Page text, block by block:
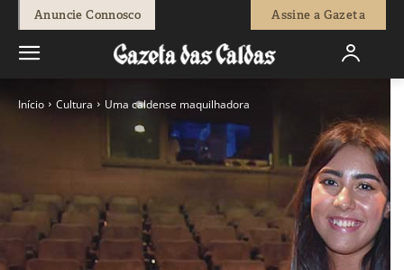
Anuncie Connosco Assine a Gazeta
Início Cultura Uma caldense maquilhadora